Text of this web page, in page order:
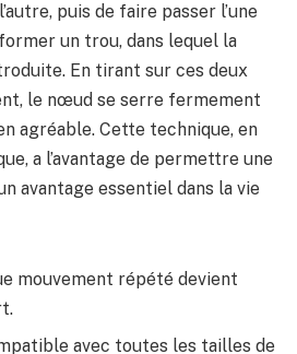
puis de faire passer l’une
un trou, dans lequel la
En tirant sur ces deux
le nœud se serre fermement
agréable. Cette technique, en
a l’avantage de permettre une
avantage essentiel dans la vie
mouvement répété devient
avec toutes les tailles de